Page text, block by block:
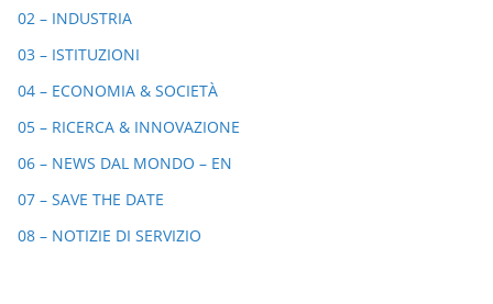
02 – INDUSTRIA
03 – ISTITUZIONI
04 – ECONOMIA & SOCIETÀ
05 – RICERCA & INNOVAZIONE
06 – NEWS DAL MONDO – EN
07 – SAVE THE DATE
08 – NOTIZIE DI SERVIZIO